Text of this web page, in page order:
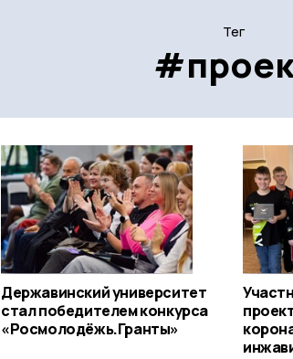
Тег
Державинский университет
стал победителем конкурса
«Росмолодёжь.Гранты»